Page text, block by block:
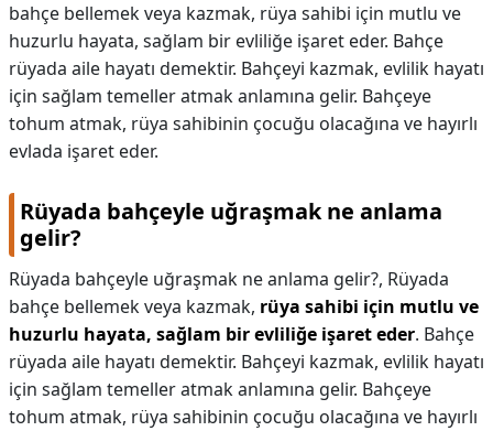
bahçe bellemek veya kazmak, rüya sahibi için mutlu ve
huzurlu hayata, sağlam bir evliliğe işaret eder. Bahçe
rüyada aile hayatı demektir. Bahçeyi kazmak, evlilik hayatı
için sağlam temeller atmak anlamına gelir. Bahçeye
tohum atmak, rüya sahibinin çocuğu olacağına ve hayırlı
evlada işaret eder.
Rüyada bahçeyle uğraşmak ne anlama
gelir?
Rüyada bahçeyle uğraşmak ne anlama gelir?, Rüyada
bahçe bellemek veya kazmak, rüya sahibi için mutlu ve
huzurlu hayata, sağlam bir evliliğe işaret eder. Bahçe
rüyada aile hayatı demektir. Bahçeyi kazmak, evlilik hayatı
için sağlam temeller atmak anlamına gelir. Bahçeye
tohum atmak, rüya sahibinin çocuğu olacağına ve hayırlı